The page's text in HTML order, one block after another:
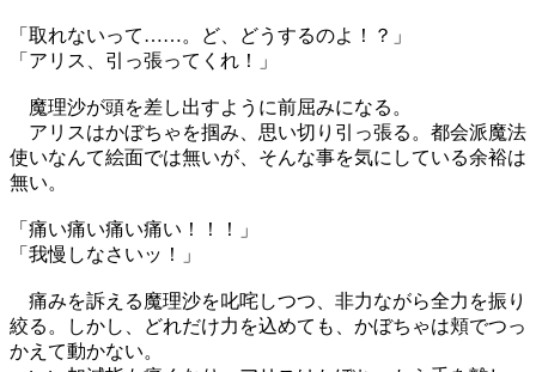
「取れないって……。ど、どうするのよ！？」
「アリス、引っ張ってくれ！」
魔理沙が頭を差し出すように前屈みになる。
アリスはかぼちゃを掴み、思い切り引っ張る。都会派魔法
使いなんて絵面では無いが、そんな事を気にしている余裕は
無い。
「痛い痛い痛い痛い！！！」
「我慢しなさいッ！」
痛みを訴える魔理沙を叱咤しつつ、非力ながら全力を振り
絞る。しかし、どれだけ力を込めても、かぼちゃは頬でつっ
かえて動かない。